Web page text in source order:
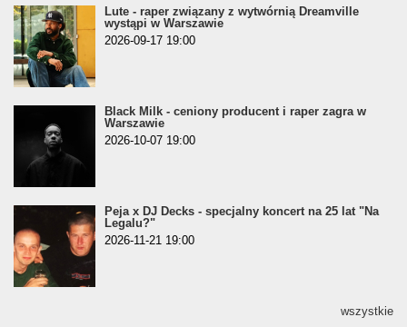
Lute - raper związany z wytwórnią Dreamville
wystąpi w Warszawie
2026-09-17 19:00
Black Milk - ceniony producent i raper zagra w
Warszawie
2026-10-07 19:00
Peja x DJ Decks - specjalny koncert na 25 lat "Na
Legalu?"
2026-11-21 19:00
wszystkie